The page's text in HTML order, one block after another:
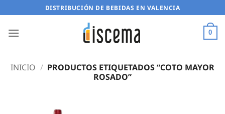
al
contenido
DISTRIBUCIÓN DE BEBIDAS EN VALENCIA
0
INICIO / PRODUCTOS ETIQUETADOS “COTO MAYOR
ROSADO”